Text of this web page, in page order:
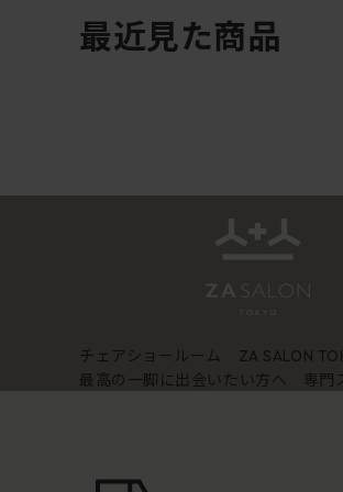
最近見た商品
チェアショールーム ZA SALON
最高の一脚に出会いたい方へ 専門